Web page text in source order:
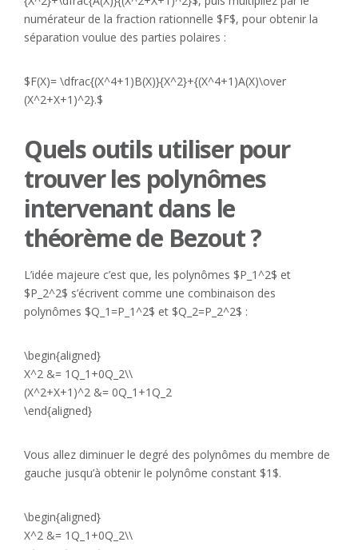
numérateur de la fraction rationnelle $F$, pour obtenir la
séparation voulue des parties polaires :
$F(X)= \dfrac{(X^4+1)B(X)}{X^2}+{(X^4+1)A(X)\over
(X^2+X+1)^2}.$
Quels outils utiliser pour
trouver les polynômes
intervenant dans le
théorème de Bezout ?
L’idée majeure c’est que, les polynômes $P_1^2$ et
$P_2^2$ s’écrivent comme une combinaison des
polynômes $Q_1=P_1^2$ et $Q_2=P_2^2$ :
\begin{aligned}
X^2 &= 1Q_1+0Q_2\\
(X^2+X+1)^2 &= 0Q_1+1Q_2
\end{aligned}
Vous allez diminuer le degré des polynômes du membre de
gauche jusqu’à obtenir le polynôme constant $1$.
\begin{aligned}
X^2 &= 1Q_1+0Q_2\\